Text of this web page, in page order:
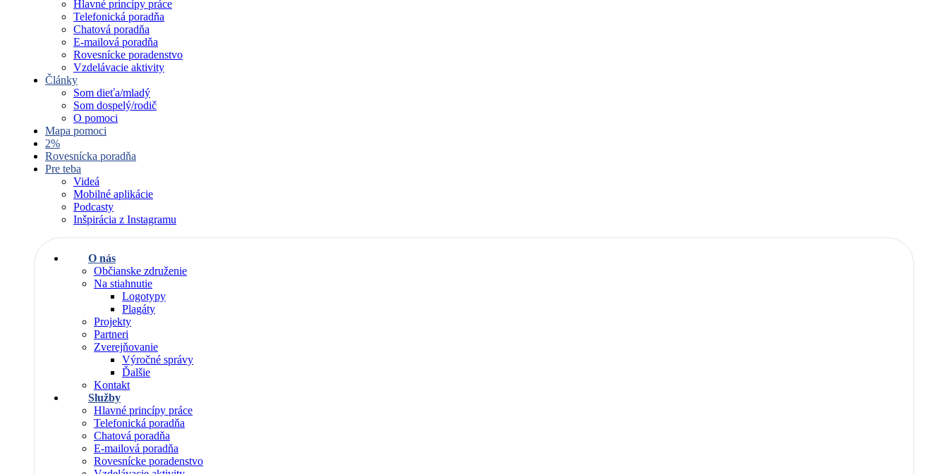
Hlavné princípy práce
Telefonická poradňa
Chatová poradňa
E-mailová poradňa
Rovesnícke poradenstvo
Vzdelávacie aktivity
Články
Som dieťa/mladý
Som dospelý/rodič
O pomoci
Mapa pomoci
2%
Rovesnícka poradňa
Pre teba
Videá
Mobilné aplikácie
Podcasty
Inšpirácia z Instagramu
O nás
Občianske združenie
Na stiahnutie
Logotypy
Plagáty
Projekty
Partneri
Zverejňovanie
Výročné správy
Ďalšie
Kontakt
Služby
Hlavné princípy práce
Telefonická poradňa
Chatová poradňa
E-mailová poradňa
Rovesnícke poradenstvo